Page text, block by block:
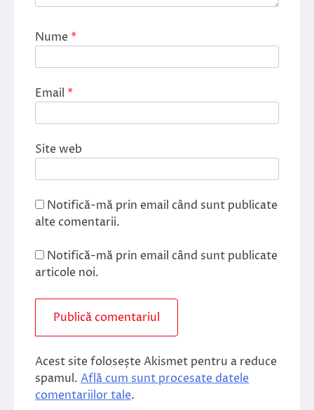
Nume*
Email *
Site web
Notifică-mă prin email când sunt publicate
alte comentarii.
Notifică-mă prin email când sunt publicate
articole noi.
Acest site folosește Akismet pentru a reduce
spamul. Află cum sunt procesate datele
comentariilor tale.